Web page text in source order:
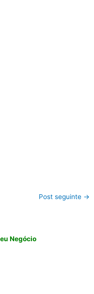
Post seguinte →
Negócio